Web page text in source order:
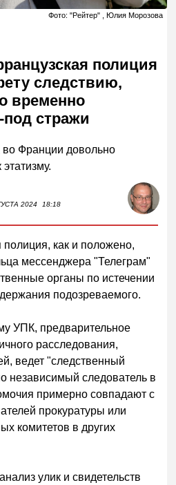
Фото: "Рейтер" , Юлия Морозова
полиция
следствию,
временно
стражи
Франции довольно
2024 18:18
полиция, как и положено,
мессенджера "Телеграм"
органы по истечении
подозреваемого.
УПК, предварительное
расследования,
ведет "следственный
независимый следователь в
примерно совпадают с
прокуратуры или
комитетов в других
улик и свидетельств